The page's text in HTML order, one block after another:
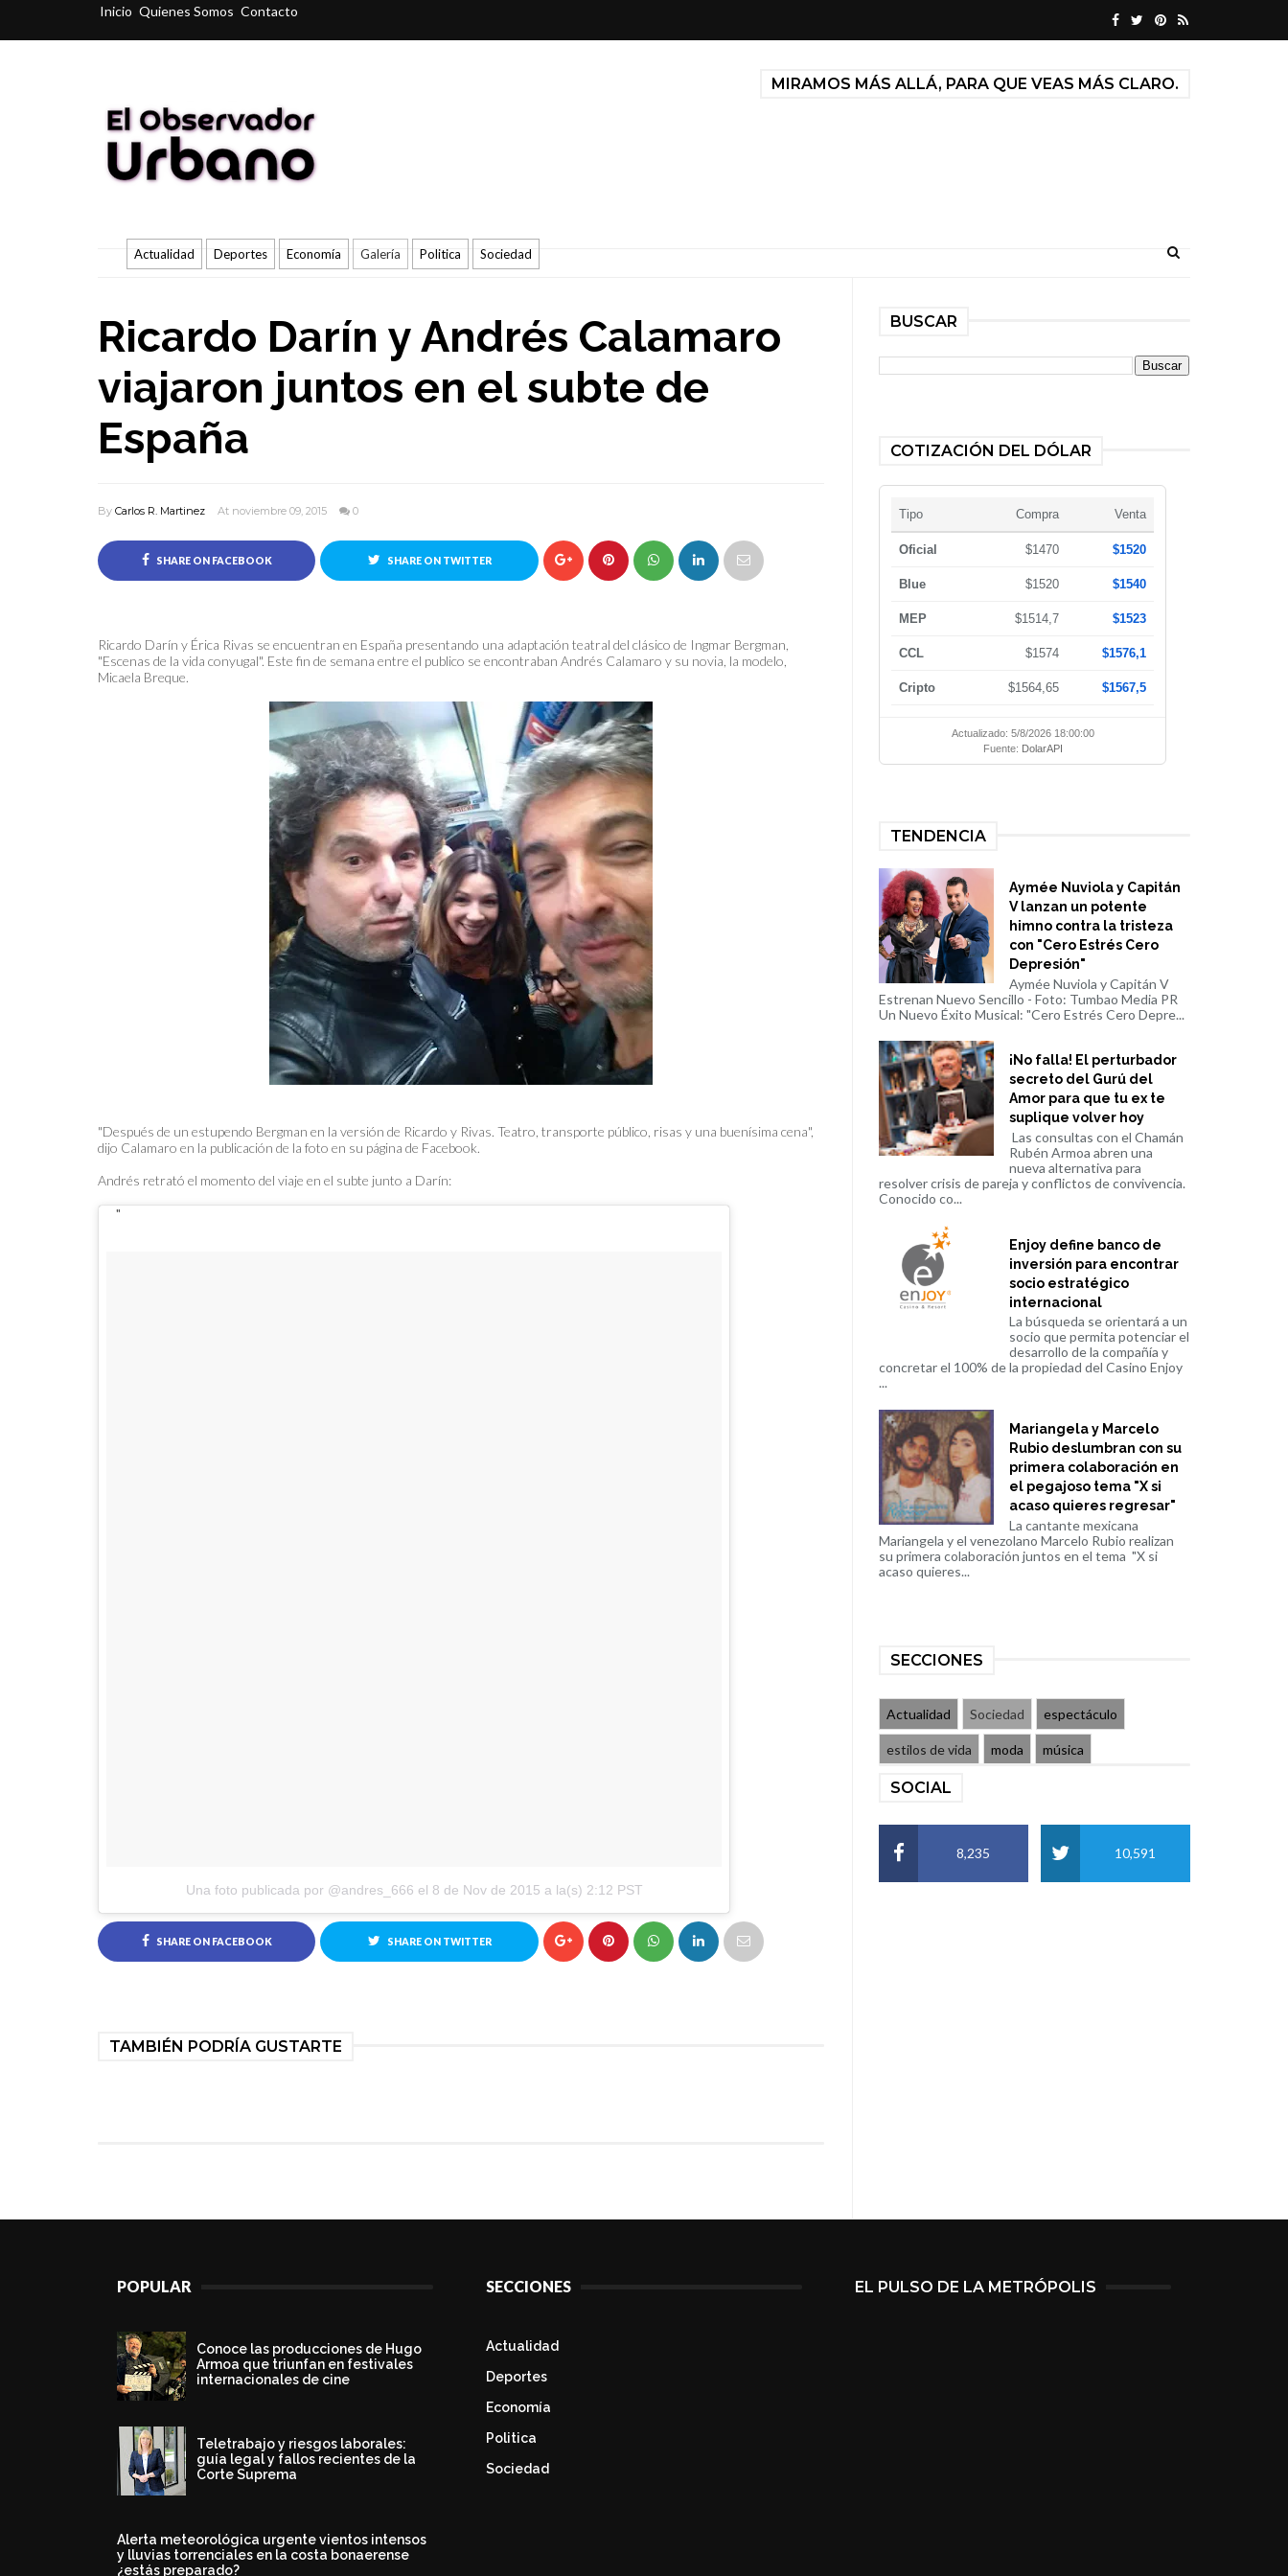
Inicio Quienes Somos Contacto
MIRAMOS MÁS ALLÁ, PARA QUE VEAS MÁS CLARO.
Actualidad Deportes Economía Galería Politica Sociedad
Ricardo Darín y Andrés Calamaro
viajaron juntos en el subte de
España
By Carlos R. Martinez At noviembre 09, 2015 0
SHARE ON FACEBOOK SHARE ON TWITTER
Ricardo Darín y Érica Rivas se encuentran en España presentando una adaptación teatral del clásico de Ingmar Bergman,
"Escenas de la vida conyugal". Este fin de semana entre el publico se encontraban Andrés Calamaro y su novia, la modelo,
Micaela Breque.
"Después de un estupendo Bergman en la versión de Ricardo y Rivas. Teatro, transporte público, risas y una buenísima cena",
dijo Calamaro en la publicación de la foto en su página de Facebook.
Andrés retrató el momento del viaje en el subte junto a Darín:
Una foto publicada por @andres_666 el 8 de Nov de 2015 a la(s) 2:12 PST
SHARE ON FACEBOOK SHARE ON TWITTER
TAMBIÉN PODRÍA GUSTARTE
BUSCAR
COTIZACIÓN DEL DÓLAR
Tipo Compra Venta
Oficial $1470 $1520
Blue $1520 $1540
MEP $1514,7 $1523
CCL $1574 $1576,1
Cripto $1564,65 $1567,5
Actualizado: 5/8/2026 18:00:00
Fuente: DolarAPI
TENDENCIA
Aymée Nuviola y Capitán
V lanzan un potente
himno contra la tristeza
con "Cero Estrés Cero
Depresión"
Aymée Nuviola y Capitán V
Estrenan Nuevo Sencillo - Foto: Tumbao Media PR
Un Nuevo Éxito Musical: "Cero Estrés Cero Depre...
¡No falla! El perturbador
secreto del Gurú del
Amor para que tu ex te
suplique volver hoy
Las consultas con el Chamán
Rubén Armoa abren una
nueva alternativa para
resolver crisis de pareja y conflictos de convivencia.
Conocido co...
Enjoy define banco de
inversión para encontrar
socio estratégico
internacional
La búsqueda se orientará a un
socio que permita potenciar el
desarrollo de la compañía y
concretar el 100% de la propiedad del Casino Enjoy
...
Mariangela y Marcelo
Rubio deslumbran con su
primera colaboración en
el pegajoso tema "X si
acaso quieres regresar"
La cantante mexicana
Mariangela y el venezolano Marcelo Rubio realizan
su primera colaboración juntos en el tema "X si
acaso quieres...
SECCIONES
Actualidad Sociedad espectáculo
estilos de vida moda música
SOCIAL
8,235 10,591
POPULAR
Conoce las producciones de Hugo
Armoa que triunfan en festivales
internacionales de cine
Teletrabajo y riesgos laborales:
guía legal y fallos recientes de la
Corte Suprema
Alerta meteorológica urgente vientos intensos
y lluvias torrenciales en la costa bonaerense
¿estás preparado?
SECCIONES
Actualidad
Deportes
Economía
Politica
Sociedad
EL PULSO DE LA METRÓPOLIS